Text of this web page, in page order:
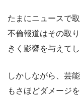
たまにニュースで
不倫報道はその取
きく影響を与えて
しかしながら、芸
もさほどダメージ